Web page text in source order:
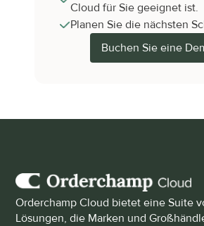
Cloud für Sie geeignet ist.
Planen Sie die nächsten
Buchen Sie eine
Orderchamp Cloud bietet eine Suite
Lösungen, die Marken und